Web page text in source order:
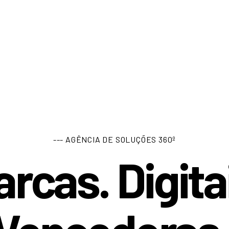
--- AGÊNCIA DE SOLUÇÕES 360º